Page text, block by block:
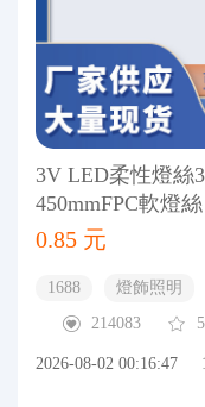
3V LED柔性燈絲
450mmFPC軟燈絲
0.85 元
1688 燈飾照明
214083
2026-08-02 00:16:47